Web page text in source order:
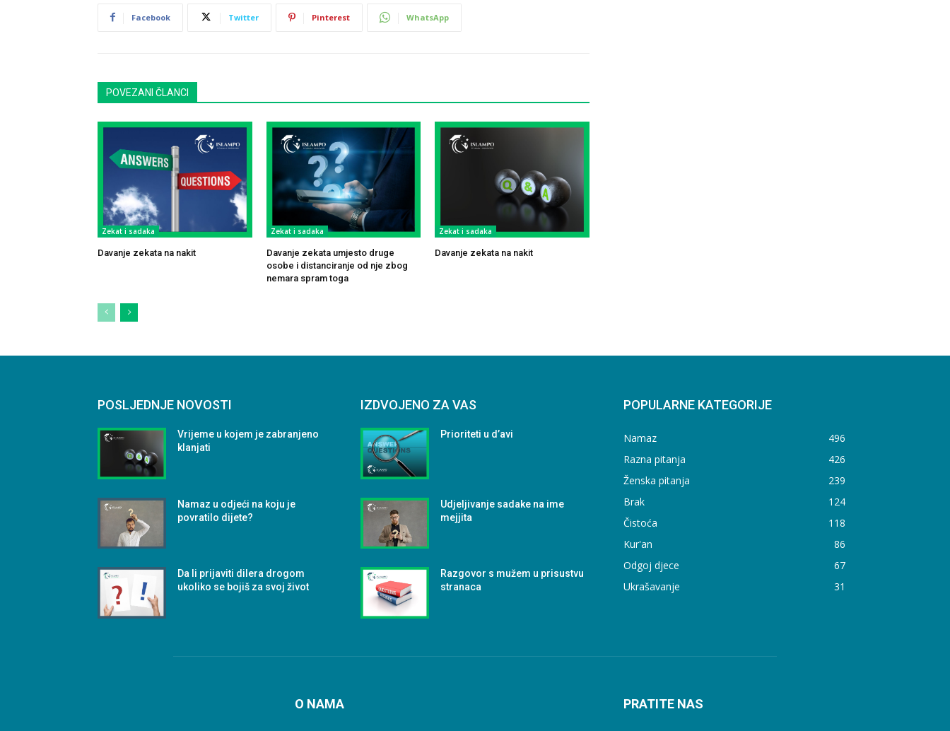
Facebook Twitter Pinterest WhatsApp
POVEZANI ČLANCI
Zekat i sadaka
Davanje zekata na nakit
Zekat i sadaka
Davanje zekata umjesto druge
osobe i distanciranje od nje zbog
nemara spram toga
Zekat i sadaka
Davanje zekata na nakit
POSLJEDNJE NOVOSTI
Vrijeme u kojem je zabranjeno
klanjati
Namaz u odjeći na koju je
povratilo dijete?
Da li prijaviti dilera drogom
ukoliko se bojiš za svoj život
IZDVOJENO ZA VAS
Prioriteti u d’avi
Udjeljivanje sadake na ime
mejjita
Razgovor s mužem u prisustvu
stranaca
POPULARNE KATEGORIJE
Namaz
496
Razna pitanja
426
Ženska pitanja
239
Brak
124
Čistoća
118
Kur'an
86
Odgoj djece
67
Ukrašavanje
31
O NAMA PRATITE NAS